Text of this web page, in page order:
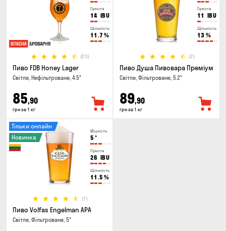
Гіркота
14 IBU
Щільність
11.7 %
(23)
Пиво FDB Honey Lager
Світле, Нефільтроване, 4.5°
85,90
грн за 1 кг
Гіркота
11 IBU
Щільність
13 %
(2)
Пиво Душа Пивовара Преміум
Світле, Фільтроване, 5.2°
89,90
грн за 1 кг
Міцність
5 °
Гіркота
26 IBU
Щільність
11.5 %
(1)
Тільки онлайн
Новинка
Пиво Volfas Engelman APA
Світле, Фільтроване, 5°